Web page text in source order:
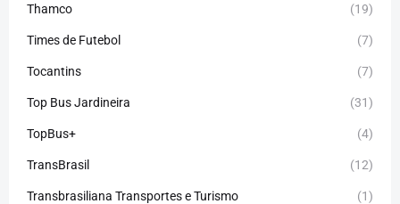
Thamco (19)
Times de Futebol (7)
Tocantins (7)
Top Bus Jardineira (31)
TopBus+ (4)
TransBrasil (12)
Transbrasiliana Transportes e Turismo (1)